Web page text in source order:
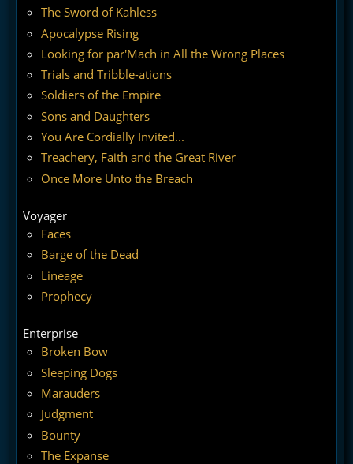
The Sword of Kahless
Apocalypse Rising
Looking for par'Mach in All the Wrong Places
Trials and Tribble-ations
Soldiers of the Empire
Sons and Daughters
You Are Cordially Invited...
Treachery, Faith and the Great River
Once More Unto the Breach
Voyager
Faces
Barge of the Dead
Lineage
Prophecy
Enterprise
Broken Bow
Sleeping Dogs
Marauders
Judgment
Bounty
The Expanse